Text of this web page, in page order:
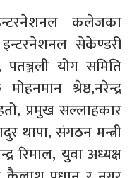
कलेजका
इन्टरनेशनल सेकेण्डरी
योग समिति
श्रेष्ठ,नरेन्द्र
प्रमुख सल्लाहकार
थापा, संगठन मन्त्री
रिमाल, युवा अध्यक्ष